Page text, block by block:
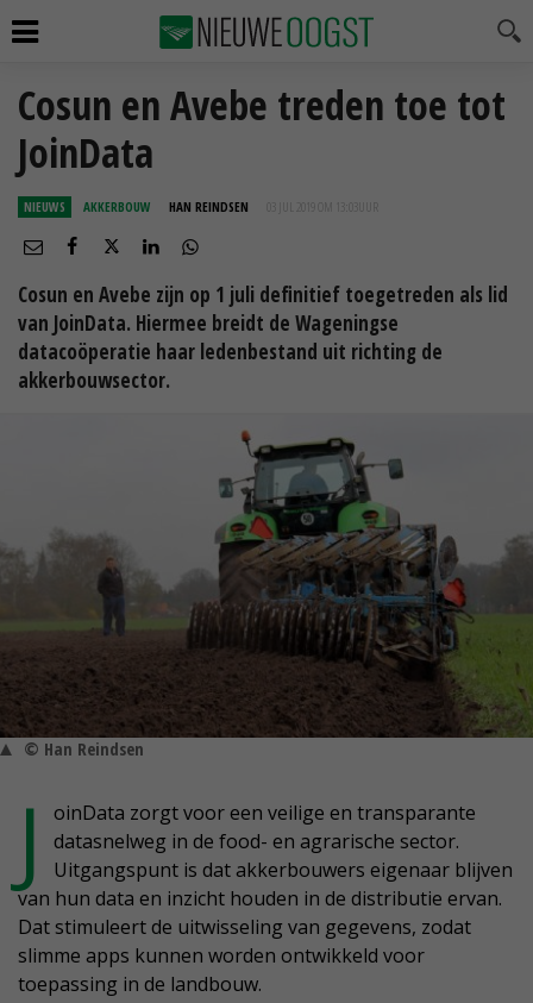
Cosun en Avebe treden toe tot
JoinData
NIEUWS AKKERBOUW HAN REINDSEN 03 JUL 2019 OM 13:03
Cosun en Avebe zijn op 1 juli definitief toegetreden als lid
van JoinData. Hiermee breidt de Wageningse
datacoöperatie haar ledenbestand uit richting de
akkerbouwsector.
© Han Reindsen
J
oinData zorgt voor een veilige en transparante
datasnelweg in de food- en agrarische sector.
Uitgangspunt is dat akkerbouwers eigenaar blijven
van hun data en inzicht houden in de distributie ervan.
Dat stimuleert de uitwisseling van gegevens, zodat
slimme apps kunnen worden ontwikkeld voor
toepassing in de landbouw.